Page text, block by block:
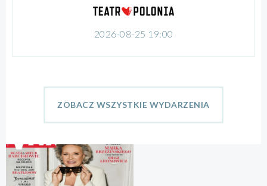
2026-08-25 19:00
ZOBACZ WSZYSTKIE WYDARZENIA